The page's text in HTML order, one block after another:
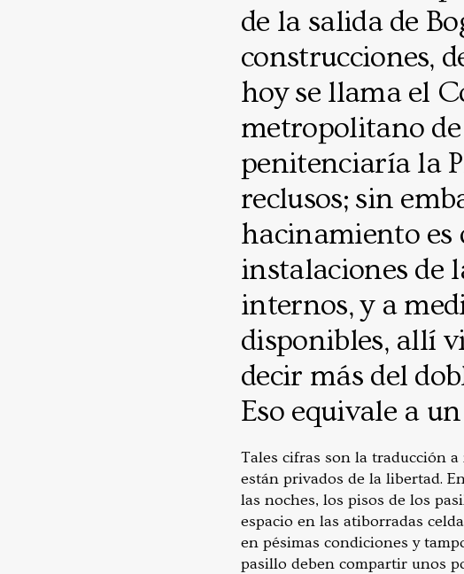
de la salida de
construcciones,
hoy se llama el
metropolitano de
penitenciaría la
reclusos; sin
hacinamiento es
instalaciones de
internos, y a
disponibles, allí
decir más del
Eso equivale a
Tales cifras son la traducción
están privados de la libertad.
las noches, los pisos de los
espacio en las atiborradas
en pésimas condiciones y
pasillo deben compartir unos